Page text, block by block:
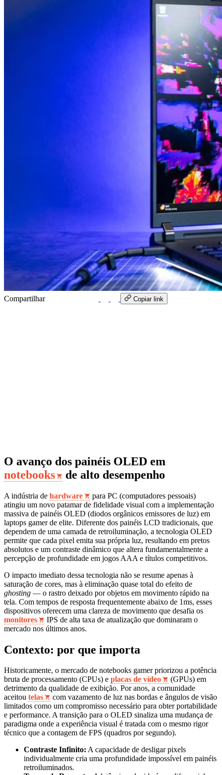
Compartilhar Copiar link
O avanço dos painéis OLED em
notebooks
de alto desempenho
A indústria de hardware
para PC (computadores pessoais)
atingiu um novo patamar de fidelidade visual com a implementação
massiva de painéis OLED (diodos orgânicos emissores de luz) em
laptops gamer de elite. Diferente dos painéis LCD tradicionais, que
dependem de uma camada de retroiluminação, a tecnologia OLED
permite que cada pixel emita sua própria luz, resultando em pretos
absolutos e um contraste dinâmico que altera fundamentalmente a
percepção de profundidade em jogos AAA e títulos competitivos.
O impacto imediato dessa tecnologia não se resume apenas à
saturação de cores, mas à eliminação quase total do efeito de
ghosting — o rastro deixado por objetos em movimento rápido na
tela. Com tempos de resposta frequentemente abaixo de 1ms, esses
dispositivos oferecem uma clareza de movimento que desafia os
monitores
IPS de alta taxa de atualização que dominaram o
mercado nos últimos anos.
Contexto: por que importa
Historicamente, o mercado de notebooks gamer priorizou a potência
bruta de processamento (CPUs) e placas de vídeo
(GPUs) em
detrimento da qualidade de exibição. Por anos, a comunidade
aceitou telas
com vazamento de luz nas bordas e ângulos de visão
limitados como um compromisso necessário para obter portabilidade
e performance. A transição para o OLED sinaliza uma mudança de
paradigma onde a experiência visual é tratada com o mesmo rigor
técnico que a contagem de FPS (quadros por segundo).
Contraste Infinito: A capacidade de desligar pixels
individualmente cria uma profundidade impossível em painéis
retroiluminados.